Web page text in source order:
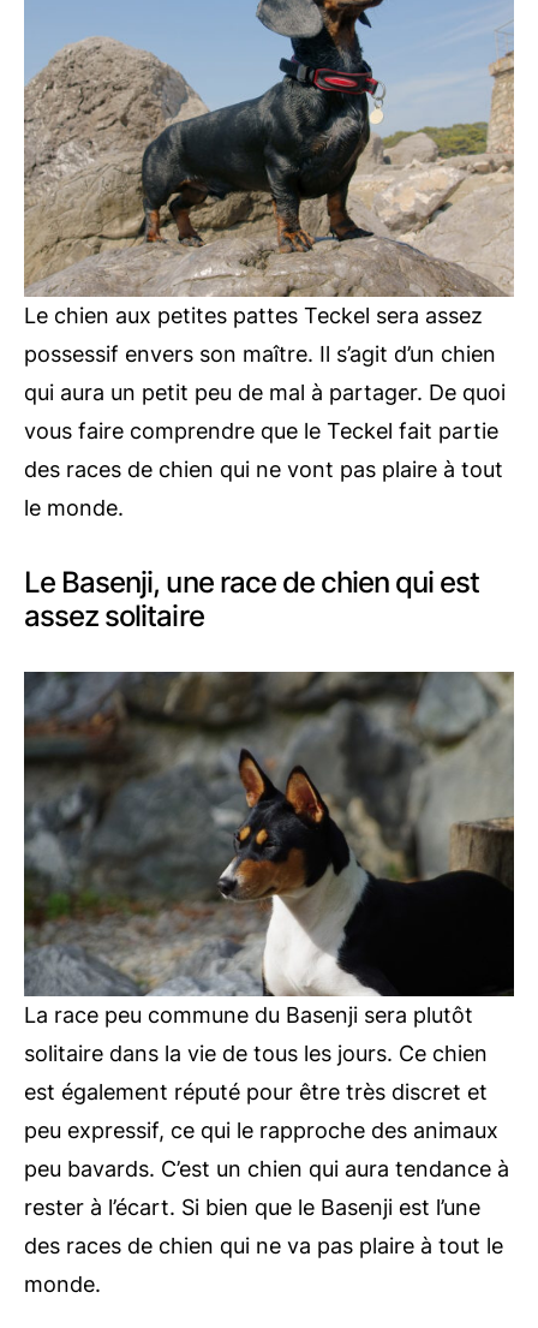
Le chien aux petites pattes Teckel sera assez
possessif envers son maître. Il s’agit d’un chien
qui aura un petit peu de mal à partager. De quoi
vous faire comprendre que le Teckel fait partie
des races de chien qui ne vont pas plaire à tout
le monde.
Le Basenji, une race de chien qui est
assez solitaire
La race peu commune du Basenji sera plutôt
solitaire dans la vie de tous les jours. Ce chien
est également réputé pour être très discret et
peu expressif, ce qui le rapproche des animaux
peu bavards. C’est un chien qui aura tendance à
rester à l’écart. Si bien que le Basenji est l’une
des races de chien qui ne va pas plaire à tout le
monde.